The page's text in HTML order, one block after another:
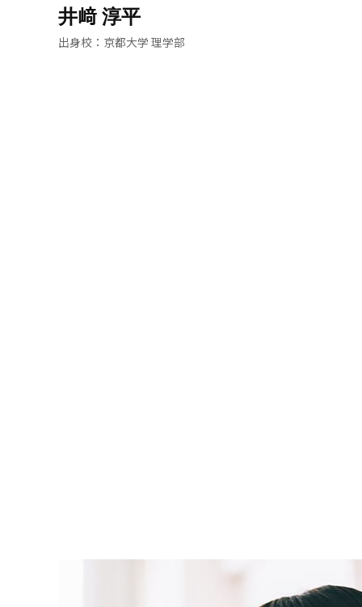
井﨑 淳平
京都大学 理学部